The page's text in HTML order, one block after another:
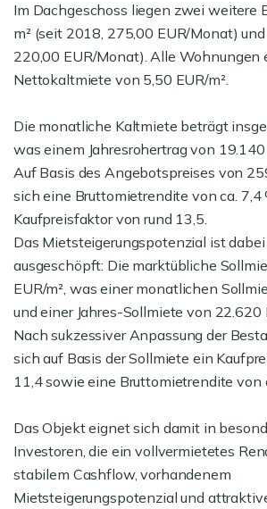
Im Dachgeschoss liegen zwei weitere
m² (seit 2018, 275,00 EUR/Monat)
220,00 EUR/Monat). Alle Wohnungen
Nettokaltmiete von 5,50 EUR/m².
Die monatliche Kaltmiete beträgt
was einem Jahresrohertrag von
Auf Basis des Angebotspreises von
sich eine Bruttomietrendite von ca. 7,4
Kaufpreisfaktor von rund 13,5.
Das Mietsteigerungspotenzial ist
ausgeschöpft: Die marktübliche
EUR/m², was einer monatlichen
und einer Jahres-Sollmiete von 22.620
Nach sukzessiver Anpassung der
sich auf Basis der Sollmiete ein
11,4 sowie eine Bruttomietrendite von
Das Objekt eignet sich damit in
Investoren, die ein vollvermietetes
stabilem Cashflow, vorhandenem
Mietsteigerungspotenzial und